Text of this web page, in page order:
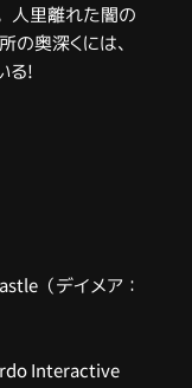
人里離れた闇の
奥深くには、
る!
（デイメア：
Interactive